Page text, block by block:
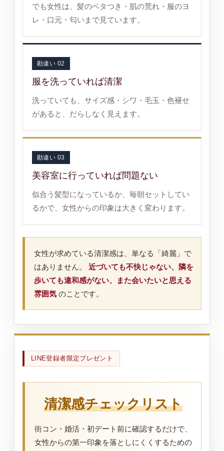
でも女性は、髪のベタつき・肌の荒れ・服のヨ
レ・口元・匂いまで見ています。
勘違い 02
服を洗っていれば清潔
洗っていても、サイズ感・シワ・毛玉・色褪せ
があると、だらしなく見えます。
勘違い 03
美容室に行っていれば問題ない
似合う髪型になっているか、毎朝セットしてい
るかで、女性からの印象は大きく変わります。
女性が求めている清潔感は、単なる「綺麗」で
はありません。 近づいても不快じゃない、隣を
歩いても違和感がない、また会いたいと思える
雰囲気のことです。
LINE登録者限定プレゼント
清潔感チェックリスト
街コン・婚活・初デート前に確認するだけで、
女性からの第一印象を落としにくくするための